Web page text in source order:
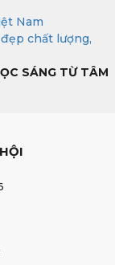
Nam
chất lượng,
SÁNG TỪ TÂM